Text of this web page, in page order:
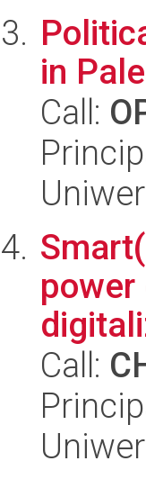
in
Call:
Call: